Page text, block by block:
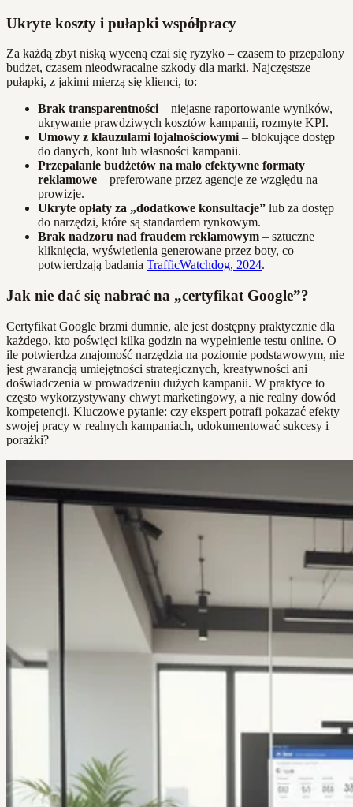
Ukryte koszty i pułapki współpracy
Za każdą zbyt niską wyceną czai się ryzyko – czasem to przepalony
budżet, czasem nieodwracalne szkody dla marki. Najczęstsze
pułapki, z jakimi mierzą się klienci, to:
Brak transparentności – niejasne raportowanie wyników,
ukrywanie prawdziwych kosztów kampanii, rozmyte KPI.
Umowy z klauzulami lojalnościowymi – blokujące dostęp
do danych, kont lub własności kampanii.
Przepalanie budżetów na mało efektywne formaty
reklamowe – preferowane przez agencje ze względu na
prowizje.
Ukryte opłaty za „dodatkowe konsultacje” lub za dostęp
do narzędzi, które są standardem rynkowym.
Brak nadzoru nad fraudem reklamowym – sztuczne
kliknięcia, wyświetlenia generowane przez boty, co
potwierdzają badania TrafficWatchdog, 2024.
Jak nie dać się nabrać na „certyfikat Google”?
Certyfikat Google brzmi dumnie, ale jest dostępny praktycznie dla
każdego, kto poświęci kilka godzin na wypełnienie testu online. O
ile potwierdza znajomość narzędzia na poziomie podstawowym, nie
jest gwarancją umiejętności strategicznych, kreatywności ani
doświadczenia w prowadzeniu dużych kampanii. W praktyce to
często wykorzystywany chwyt marketingowy, a nie realny dowód
kompetencji. Kluczowe pytanie: czy ekspert potrafi pokazać efekty
swojej pracy w realnych kampaniach, udokumentować sukcesy i
porażki?